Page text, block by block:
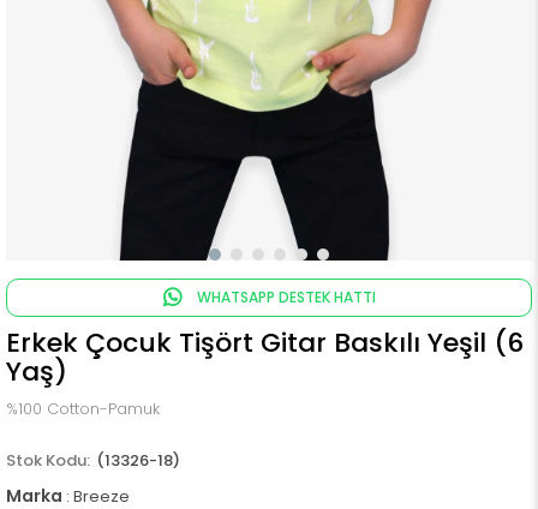
WHATSAPP DESTEK HATTI
Erkek Çocuk Tişört Gitar Baskılı Yeşil (6
Yaş)
%100 Cotton-Pamuk
(13326-18)
Marka : Breeze